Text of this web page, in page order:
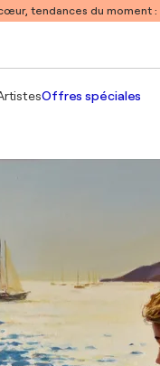
tendances du moment :
Offres spéciales